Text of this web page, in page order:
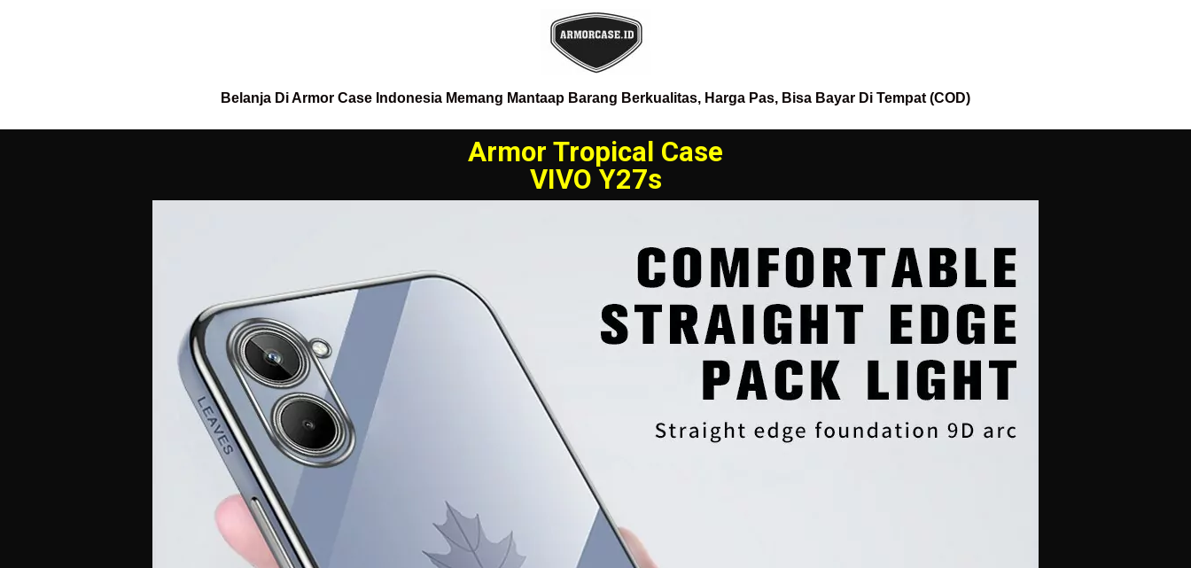
Belanja Di Armor Case Indonesia Memang Mantaap Barang Berkualitas, Harga Pas, Bisa Bayar Di Tempat (COD)
Armor Tropical Case
VIVO Y27s